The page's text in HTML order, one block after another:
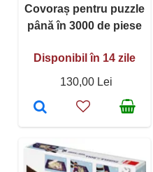
Covoraș pentru puzzle
până în 3000 de piese
Disponibil în 14 zile
130,00 Lei